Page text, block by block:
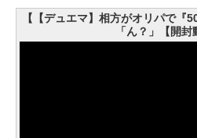
【【デュエマ】相方がオリパで『
「ん？」【開封